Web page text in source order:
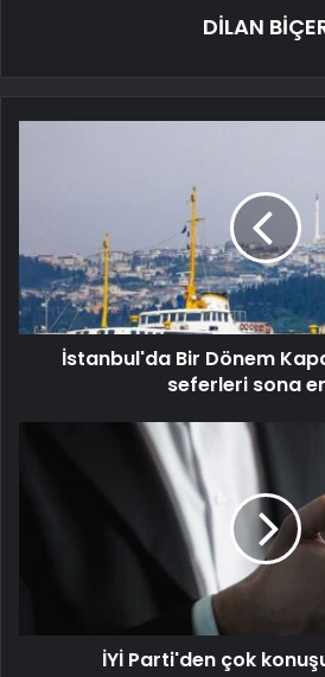
DİLAN
İstanbul'da Bir Dönem
seferleri sona
İYİ Parti'den çok